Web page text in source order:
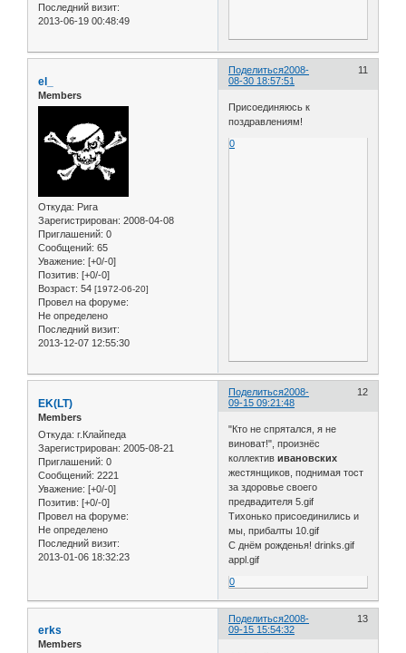
Последний визит:
2013-06-19 00:48:49
Поделиться 11
2008-
08-30 18:57:51
el_
Members
Откуда: Рига
Зарегистрирован: 2008-04-08
Приглашений: 0
Сообщений: 65
Уважение: [+0/-0]
Позитив: [+0/-0]
Возраст: 54 [1972-06-20]
Провел на форуме:
Не определено
Последний визит:
2013-12-07 12:55:30
Присоединяюсь к
поздравлениям!
0
Поделиться 12
2008-
09-15 09:21:48
EK(LT)
Members
Откуда: г.Клайпеда
Зарегистрирован: 2005-08-21
Приглашений: 0
Сообщений: 2221
Уважение: [+0/-0]
Позитив: [+0/-0]
Провел на форуме:
Не определено
Последний визит:
2013-01-06 18:32:23
"Кто не спрятался, я не
виноват!", произнёс
коллектививановских
жестянщиков, поднимая тост
за здоровье своего
предвадителя 5.gif
Тихонько присоединились и
мы, прибалты 10.gif
С днём рожденья! drinks.gif
appl.gif
0
Поделиться 13
2008-
09-15 15:54:32
erks
Members